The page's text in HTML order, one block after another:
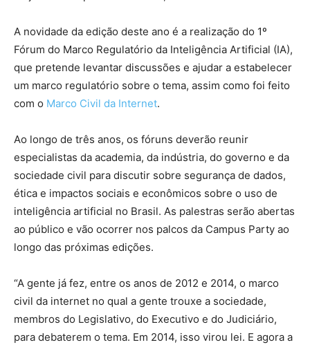
A novidade da edição deste ano é a realização do 1º
Fórum do Marco Regulatório da Inteligência Artificial (IA),
que pretende levantar discussões e ajudar a estabelecer
um marco regulatório sobre o tema, assim como foi feito
com o Marco Civil da Internet.
Ao longo de três anos, os fóruns deverão reunir
especialistas da academia, da indústria, do governo e da
sociedade civil para discutir sobre segurança de dados,
ética e impactos sociais e econômicos sobre o uso de
inteligência artificial no Brasil. As palestras serão abertas
ao público e vão ocorrer nos palcos da Campus Party ao
longo das próximas edições.
“A gente já fez, entre os anos de 2012 e 2014, o marco
civil da internet no qual a gente trouxe a sociedade,
membros do Legislativo, do Executivo e do Judiciário,
para debaterem o tema. Em 2014, isso virou lei. E agora a